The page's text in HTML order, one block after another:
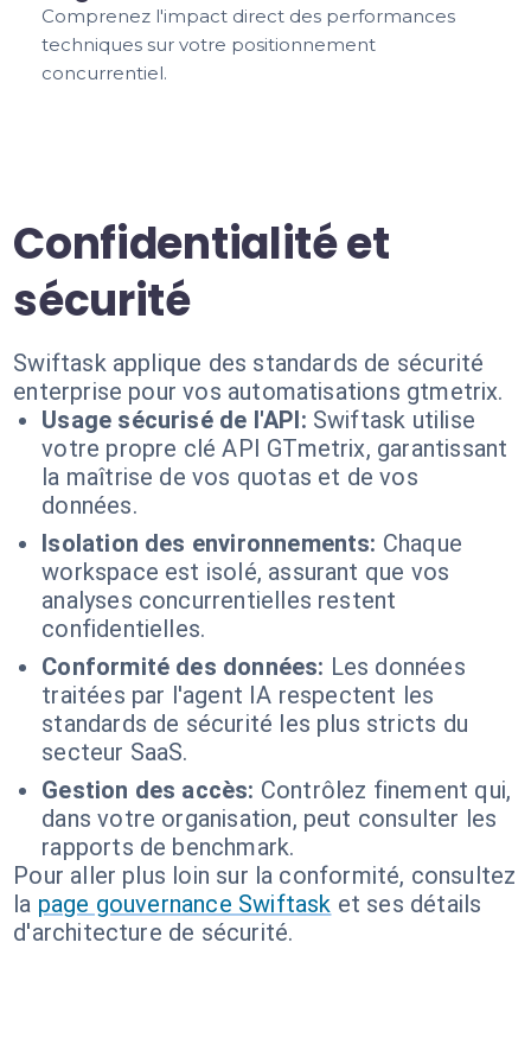
Comprenez l'impact direct des performances
techniques sur votre positionnement
concurrentiel.
Confidentialité et
sécurité
Swiftask applique des standards de sécurité
enterprise pour vos automatisations gtmetrix.
Usage sécurisé de l'API: Swiftask utilise
votre propre clé API GTmetrix, garantissant
la maîtrise de vos quotas et de vos
données.
Isolation des environnements: Chaque
workspace est isolé, assurant que vos
analyses concurrentielles restent
confidentielles.
Conformité des données: Les données
traitées par l'agent IA respectent les
standards de sécurité les plus stricts du
secteur SaaS.
Gestion des accès: Contrôlez finement qui,
dans votre organisation, peut consulter les
rapports de benchmark.
Pour aller plus loin sur la conformité, consultez
la page gouvernance Swiftask et ses détails
d'architecture de sécurité.